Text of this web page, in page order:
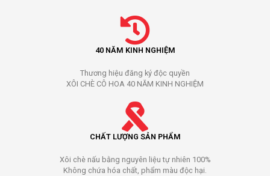
40 NĂM KINH NGHIỆM
Thương hiệu đăng ký độc quyền
XÔI CHÈ CÔ HOA 40 NĂM KINH NGHIỆM
CHẤT LƯỢNG SẢN PHẨM
Xôi chè nấu bằng nguyên liệu tự nhiên 100%
Không chứa hóa chất, phẩm màu độc hại.